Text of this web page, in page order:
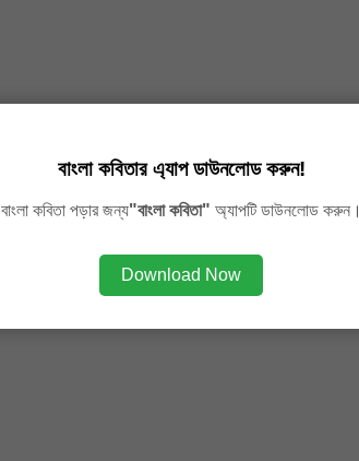
বাংলা কবিতার এ্যাপ ডাউনলোড করুন!
বাংলা কবিতা পড়ার জন্য"বাংলা কবিতা" অ্যাপটি ডাউনলোড করুন।
Download Now